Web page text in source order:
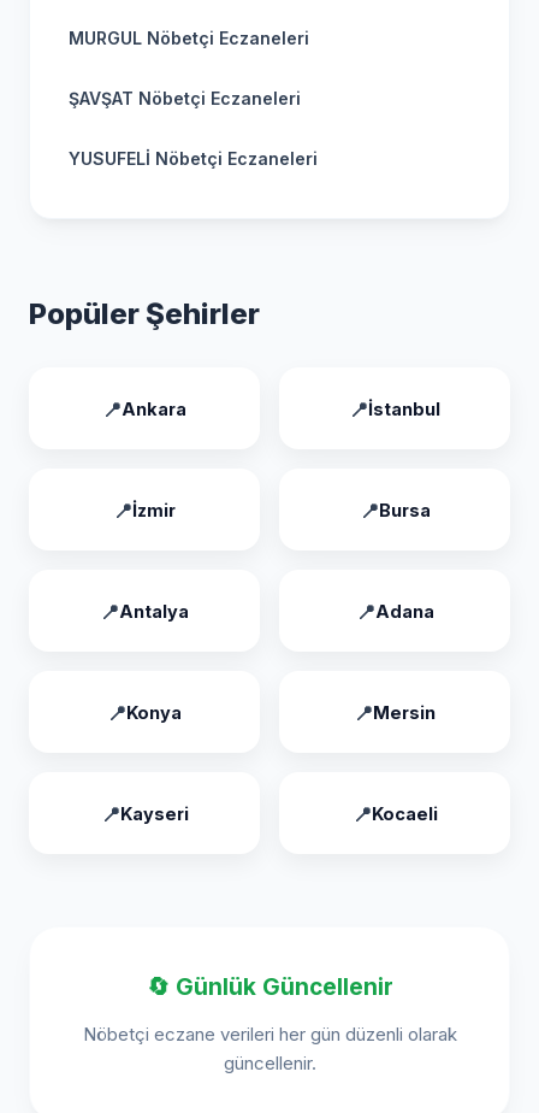
MURGUL Nöbetçi Eczaneleri
ŞAVŞAT Nöbetçi Eczaneleri
YUSUFELİ Nöbetçi Eczaneleri
Popüler Şehirler
Ankara İstanbul
İzmir Bursa
Antalya Adana
Konya Mersin
Kayseri Kocaeli
🔄 Günlük Güncellenir
Nöbetçi eczane verileri her gün düzenli olarak
güncellenir.